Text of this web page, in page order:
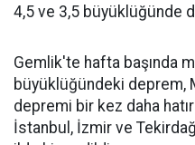
4,5 ve 3,5 büyüklüğünde
Gemlik'te hafta başında
büyüklüğündeki deprem,
depremi bir kez daha
İstanbul, İzmir ve